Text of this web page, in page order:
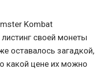
Kombat
своей монеты
оставалось загадкой,
какой цене их можно